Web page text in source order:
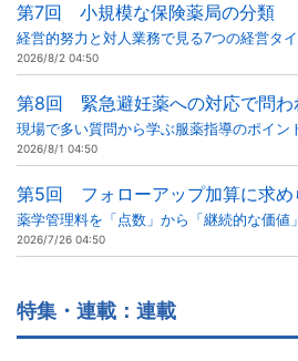
第7回 小規模な保険薬局の分類
経営的努力と対人業務で見る7つの経営タ
2026/8/2 04:50
第8回 緊急避妊薬への対応で問わ
現場で多い質問から学ぶ服薬指導のポイン
2026/8/1 04:50
第5回 フォローアップ加算に求め
薬学管理料を「点数」から「継続的な価値
2026/7/26 04:50
特集・連載：連載